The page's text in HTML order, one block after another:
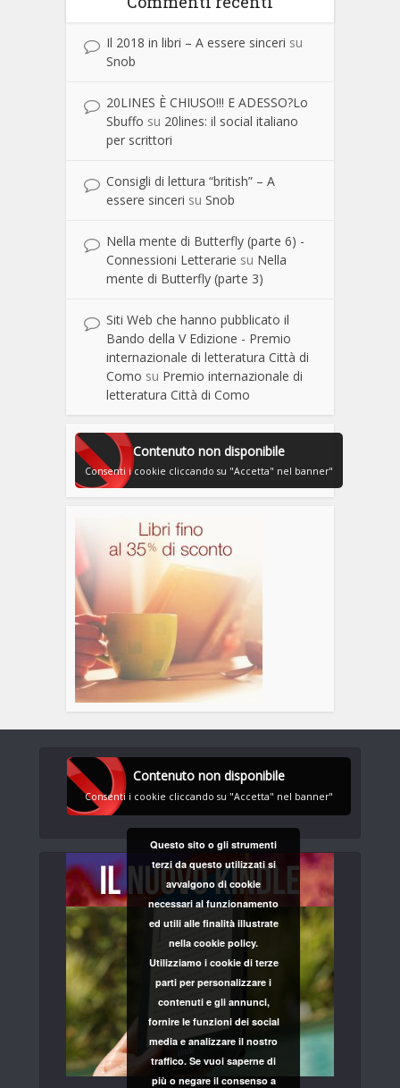
Il 2018 in libri – A essere sinceri su
Snob
20LINES È CHIUSO!!! E ADESSO?Lo
Sbuffo su 20lines: il social italiano
per scrittori
Consigli di lettura “british” – A
essere sinceri su Snob
Nella mente di Butterfly (parte 6) -
Connessioni Letterarie su Nella
mente di Butterfly (parte 3)
Siti Web che hanno pubblicato il
Bando della V Edizione - Premio
internazionale di letteratura Città di
Como su Premio internazionale di
letteratura Città di Como
Contenuto non disponibile
Consenti i cookie cliccando su "Accetta" nel banner"
Contenuto non disponibile
Consenti i cookie cliccando su "Accetta" nel banner"
Questo sito o gli strumenti
terzi da questo utilizzati si
avvalgono di cookie
necessari al funzionamento
ed utili alle finalità illustrate
nella cookie policy.
Utilizziamo i cookie di terze
parti per personalizzare i
contenuti e gli annunci,
fornire le funzioni dei social
media e analizzare il nostro
traffico. Se vuoi saperne di
più o negare il consenso a